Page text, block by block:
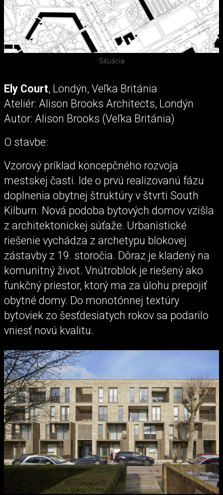
Situácia
Ely Court, Londýn, Veľka Británia
Ateliér: Alison Brooks Architects, Londýn
Autor: Alison Brooks (Veľka Británia)
O stavbe:
Vzorový príklad koncepčného rozvoja
mestskej časti. Ide o prvú realizovanú fázu
doplnenia obytnej štruktúry v štvrti South
Kilburn. Nová podoba bytových domov vzišla
z architektonickej súťaže. Urbanistické
riešenie vychádza z archetypu blokovej
zástavby z 19. storočia. Dôraz je kladený na
komunitný život. Vnútroblok je riešený ako
funkčný priestor, ktorý ma za úlohu prepojiť
obytné domy. Do monotónnej textúry
bytoviek zo šesťdesiatych rokov sa podarilo
vniesť novú kvalitu.